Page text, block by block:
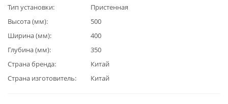
Тип установки
Пристенная
Высота (мм)
500
Ширина (мм)
400
Глубина (мм)
350
Страна бренда
Китай
Страна изготовитель
Китай